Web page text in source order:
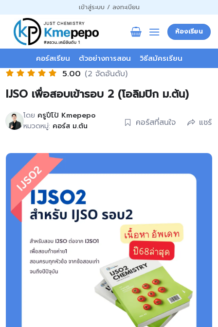
ไป
เนื้อหา
เข้าสู่ระบบ / ลงทะเบียน
ห้องเรียน
คอร์สเรียน ตัวอย่างการสอน วิธีสมัครเรียน
5.00 (2 จัดอันดับ)
IJSO เพื่อสอบเข้ารอบ 2 (โอลิมปิก ม.ต้น)
โดย ครูปีโป้ Kmepepo
หมวดหมู่: คอร์ส ม.ต้น คอร์สที่สนใจ แชร์